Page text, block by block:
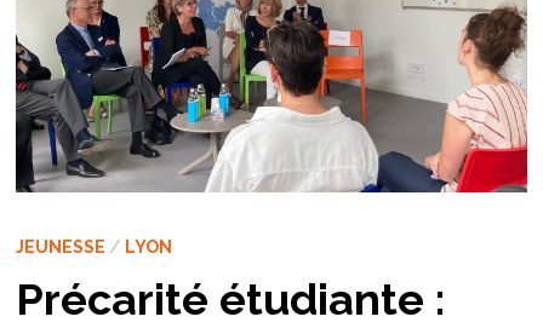
JEUNESSE / LYON
Précarité étudiante :